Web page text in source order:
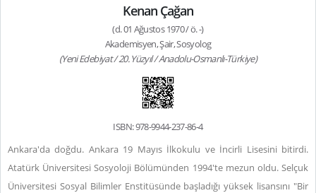
Kenan Çağan
(d. 01 Ağustos 1970 / ö. -)
Akademisyen, Şair, Sosyolog
(Yeni Edebiyat / 20. Yüzyıl / Anadolu-Osmanlı-Türkiye)
ISBN: 978-9944-237-86-4
Ankara'da doğdu. Ankara 19 Mayıs İlkokulu ve İncirli Lisesini bitirdi.
Atatürk Üniversitesi Sosyoloji Bölümünden 1994'te mezun oldu. Selçuk
Üniversitesi Sosyal Bilimler Enstitüsünde başladığı yüksek lisansını "Bir